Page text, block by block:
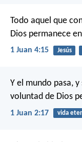
Todo aquel que
Dios permanece
1 Juan 4:15 Jesús
Y el mundo pasa,
voluntad de Dios
1 Juan 2:17 vida